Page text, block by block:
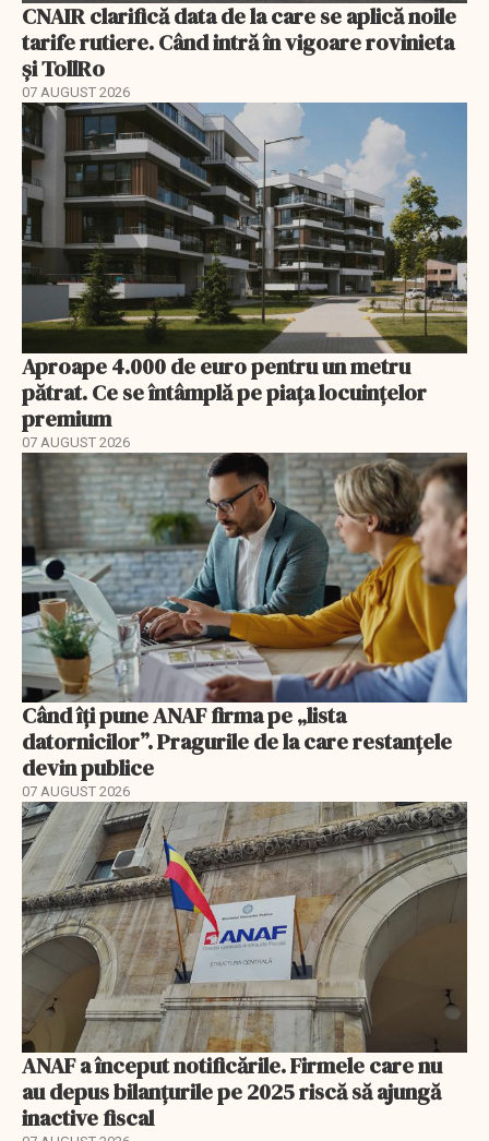
CNAIR clarifică data de la care se aplică noile
tarife rutiere. Când intră în vigoare rovinieta
și TollRo
07 AUGUST 2026
Aproape 4.000 de euro pentru un metru
pătrat. Ce se întâmplă pe piața locuințelor
premium
07 AUGUST 2026
Când îți pune ANAF firma pe „lista
datornicilor”. Pragurile de la care restanțele
devin publice
07 AUGUST 2026
ANAF a început notificările. Firmele care nu
au depus bilanțurile pe 2025 riscă să ajungă
inactive fiscal